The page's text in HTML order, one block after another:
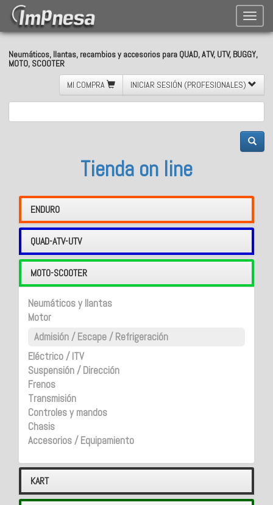
Toggle
Neumáticos, llantas, recambios y accesorios para QUAD, ATV, UTV, BUGGY,
MOTO, SCOOTER
MI COMPRA
INICIAR SESIÓN (PROFESIONALES)
Tienda on line
ENDURO
QUAD-ATV-UTV
MOTO-SCOOTER
Neumáticos y llantas
Motor
Admisión / Escape / Refrigeración
Eléctrico / ITV
Suspensión / Dirección
Frenos
Transmisión
Controles y mandos
Chasis
Accesorios / Equipamiento
KART